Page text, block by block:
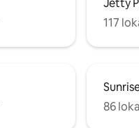
Jetty
117
86